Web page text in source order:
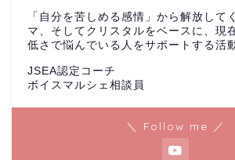
「自分を苦しめる感情」から解放して
マ、そしてクリスタルをベースに、現
低さで悩んでいる人をサポートする活
JSEA認定コーチ
ボイスマルシェ相談員
＼ Follow me ／